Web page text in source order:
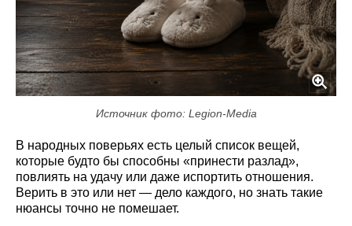
Источник фото: Legion-Media
В народных поверьях есть целый список вещей,
которые будто бы способны «принести разлад»,
повлиять на удачу или даже испортить отношения.
Верить в это или нет — дело каждого, но знать такие
нюансы точно не помешает.